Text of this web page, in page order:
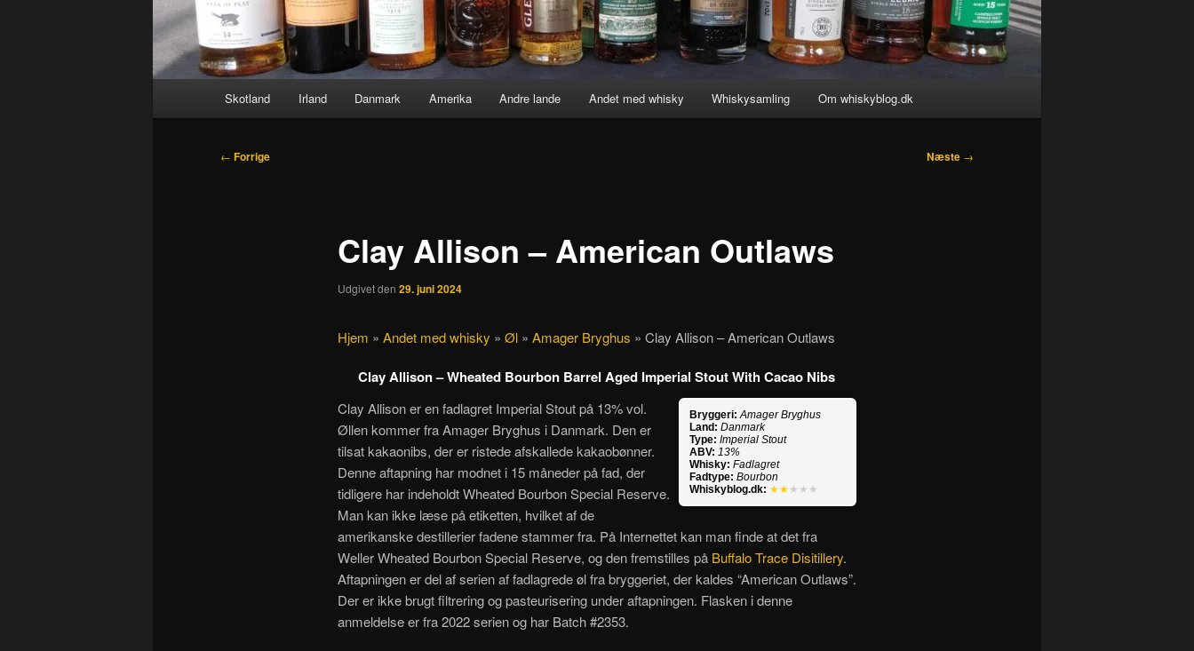
Skotland Irland Danmark Amerika Andre lande Andet med whisky Whiskysamling Om whiskyblog.dk
Indlægsnavigation
← Forrige Næste →
Clay Allison – American Outlaws
Udgivet den 29. juni 2024
Hjem » Andet med whisky » Øl» Amager Bryghus » Clay Allison – American Outlaws
Clay Allison – Wheated Bourbon Barrel Aged Imperial Stout With Cacao Nibs
Bryggeri: Amager Bryghus
Land: Danmark
Type: Imperial Stout
ABV: 13%
Whisky: Fadlagret
Fadtype: Bourbon
Whiskyblog.dk: ★★ ★★★
Clay Allison er en fadlagret Imperial Stout på 13% vol.
Øllen kommer fra Amager Bryghus i Danmark. Den er
tilsat kakaonibs, der er ristede afskallede kakaobønner.
Denne aftapning har modnet i 15 måneder på fad, der
tidligere har indeholdt Wheated Bourbon Special Reserve.
Man kan ikke læse på etiketten, hvilket af de
amerikanske destillerier fadene stammer fra. På Internettet kan man finde at det fra
Weller Wheated Bourbon Special Reserve, og den fremstilles på Buffalo Trace Disitillery.
Aftapningen er del af serien af fadlagrede øl fra bryggeriet, der kaldes “American Outlaws”.
Der er ikke brugt filtrering og pasteurisering under aftapningen. Flasken i denne
anmeldelse er fra 2022 serien og har Batch #2353.